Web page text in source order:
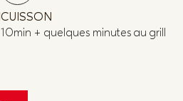
CUISSON
10min + quelques minutes au grill